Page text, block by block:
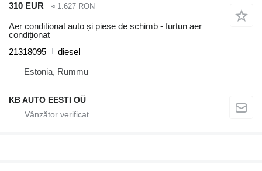
310 EUR ≈ 1.627 RON
Aer conditionat auto și piese de schimb - furtun aer
condiționat
21318095
diesel
Estonia, Rummu
KB AUTO EESTI OÜ